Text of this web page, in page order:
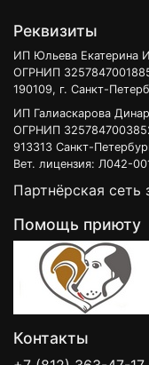
Реквизиты
ИП Юльева Екатерина
ОГРНИП
190109, г. Санкт-
ИП Галиаскарова
ОГРНИП
913313 Санкт-
Вет. лицензия: Л042-
Партнёрская
Помощь приюту
Контакты